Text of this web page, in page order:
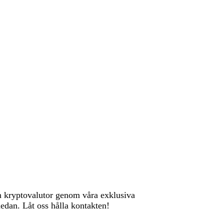
kryptovalutor genom våra exklusiva
Låt oss hålla kontakten!